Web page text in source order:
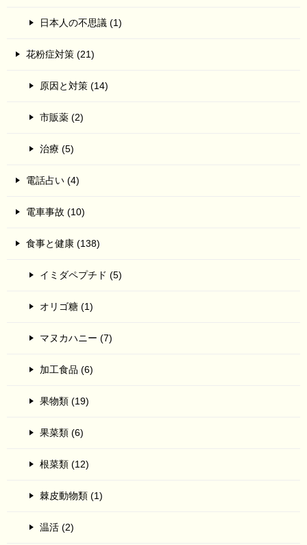
日本人の不思議 (1)
花粉症対策 (21)
原因と対策 (14)
市販薬 (2)
治療 (5)
電話占い (4)
電車事故 (10)
食事と健康 (138)
イミダペプチド (5)
オリゴ糖 (1)
マヌカハニー (7)
加工食品 (6)
果物類 (19)
果菜類 (6)
根菜類 (12)
棘皮動物類 (1)
温活 (2)